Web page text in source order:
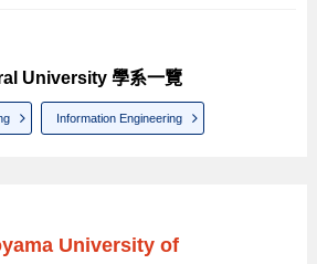
University 學系一覽
Information Engineering
University of